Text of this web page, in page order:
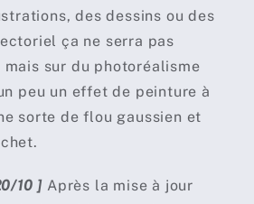
des dessins ou des
ça ne serra pas
sur du photoréalisme
peu un effet de peinture à
sorte de flou gaussien et
10 ] Après la mise à jour